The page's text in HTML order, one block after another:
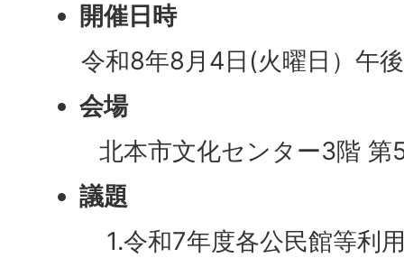
開催日時
令和8年8月4日(火曜日）午
会場
北本市文化センター3階 第5
議題
1.令和7年度各公民館等利用